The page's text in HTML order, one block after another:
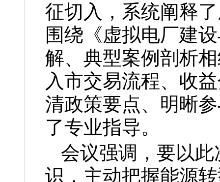
征切入，系统阐释
围绕《虚拟电厂建
解、典型案例剖析
入市交易流程、收
清政策要点、明晰
了专业指导。
会议强调，要以
识，主动把握能源